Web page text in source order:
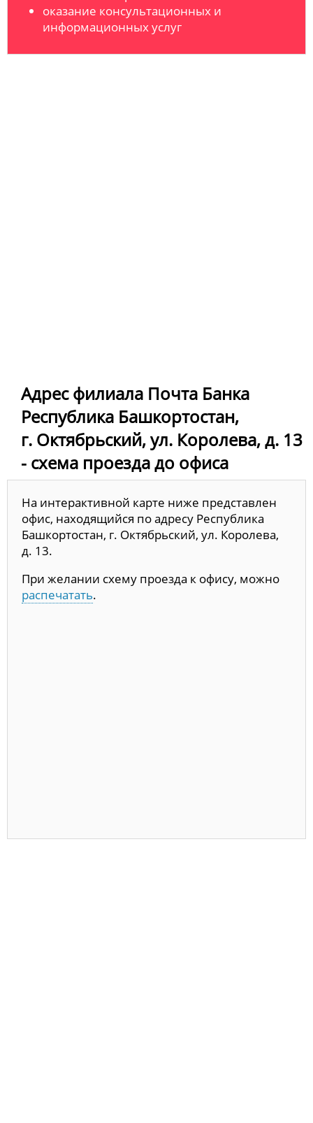
оказание консультационных и
информационных услуг
Адрес филиала Почта Банка
Республика Башкортостан,
г. Октябрьский, ул. Королева, д. 13
- схема проезда до офиса
На интерактивной карте ниже представлен
офис, находящийся по адресу Республика
Башкортостан, г. Октябрьский, ул. Королева,
д. 13.
При желании схему проезда к офису, можно
распечатать.